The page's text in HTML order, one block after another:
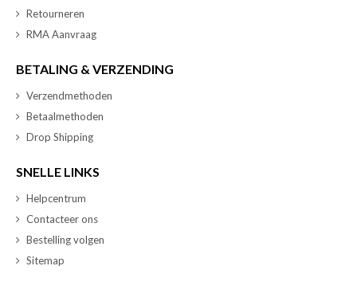
Retourneren
RMA Aanvraag
BETALING & VERZENDING
Verzendmethoden
Betaalmethoden
Drop Shipping
SNELLE LINKS
Helpcentrum
Contacteer ons
Bestelling volgen
Sitemap